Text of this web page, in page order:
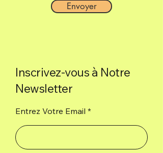
Envoyer
Inscrivez-vous à Notre
Newsletter
Entrez Votre Email